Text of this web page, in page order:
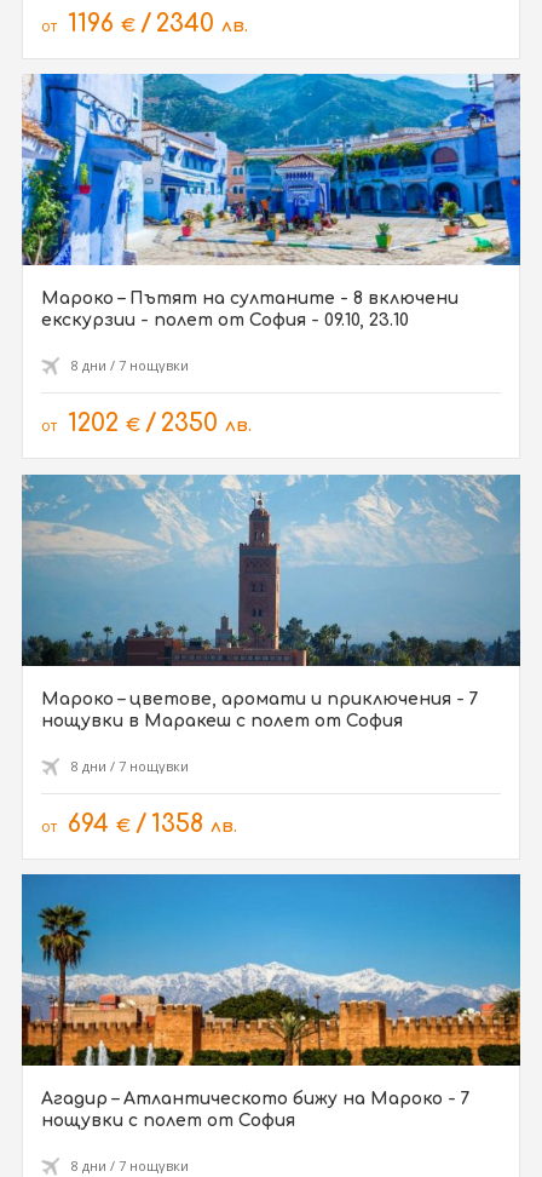
от 1196 € / 2340 лв.
Мароко – Пътят на султаните - 8 включени
екскурзии - полет от София - 09.10, 23.10
8 дни / 7 нощувки
от 1202 € / 2350 лв.
Мароко – цветове, аромати и приключения - 7
нощувки в Маракеш с полет от София
8 дни / 7 нощувки
от 694 € / 1358 лв.
Агадир – Атлантическото бижу на Мароко - 7
нощувки с полет от София
8 дни / 7 нощувки